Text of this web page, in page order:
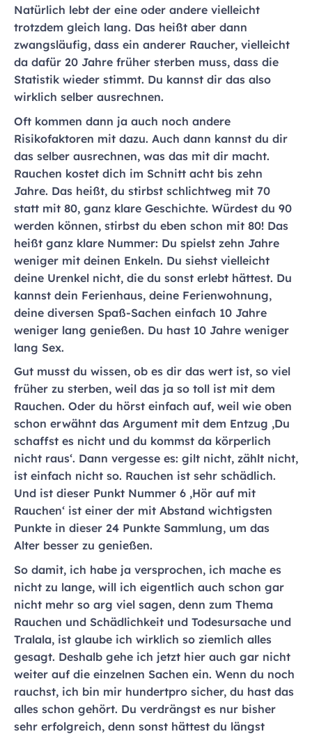
Natürlich lebt der eine oder andere vielleicht
trotzdem gleich lang. Das heißt aber dann
zwangsläufig, dass ein anderer Raucher, vielleicht
da dafür 20 Jahre früher sterben muss, dass die
Statistik wieder stimmt. Du kannst dir das also
wirklich selber ausrechnen.
Oft kommen dann ja auch noch andere
Risikofaktoren mit dazu. Auch dann kannst du dir
das selber ausrechnen, was das mit dir macht.
Rauchen kostet dich im Schnitt acht bis zehn
Jahre. Das heißt, du stirbst schlichtweg mit 70
statt mit 80, ganz klare Geschichte. Würdest du 90
werden können, stirbst du eben schon mit 80! Das
heißt ganz klare Nummer: Du spielst zehn Jahre
weniger mit deinen Enkeln. Du siehst vielleicht
deine Urenkel nicht, die du sonst erlebt hättest. Du
kannst dein Ferienhaus, deine Ferienwohnung,
deine diversen Spaß-Sachen einfach 10 Jahre
weniger lang genießen. Du hast 10 Jahre weniger
lang Sex.
Gut musst du wissen, ob es dir das wert ist, so viel
früher zu sterben, weil das ja so toll ist mit dem
Rauchen. Oder du hörst einfach auf, weil wie oben
schon erwähnt das Argument mit dem Entzug ‚Du
schaffst es nicht und du kommst da körperlich
nicht raus‘. Dann vergesse es: gilt nicht, zählt nicht,
ist einfach nicht so. Rauchen ist sehr schädlich.
Und ist dieser Punkt Nummer 6 ‚Hör auf mit
Rauchen‘ ist einer der mit Abstand wichtigsten
Punkte in dieser 24 Punkte Sammlung, um das
Alter besser zu genießen.
So damit, ich habe ja versprochen, ich mache es
nicht zu lange, will ich eigentlich auch schon gar
nicht mehr so arg viel sagen, denn zum Thema
Rauchen und Schädlichkeit und Todesursache und
Tralala, ist glaube ich wirklich so ziemlich alles
gesagt. Deshalb gehe ich jetzt hier auch gar nicht
weiter auf die einzelnen Sachen ein. Wenn du noch
rauchst, ich bin mir hundertpro sicher, du hast das
alles schon gehört. Du verdrängst es nur bisher
sehr erfolgreich, denn sonst hättest du längst